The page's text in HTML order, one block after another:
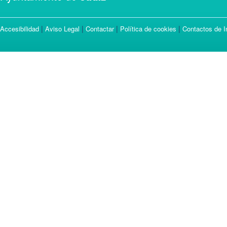
Accesibilidad | Aviso Legal | Contactar| Política de cookies | Contactos de